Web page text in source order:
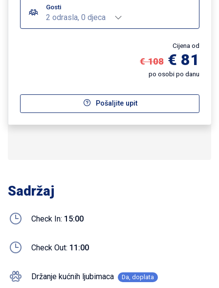
Gosti
2 odrasla, 0 djeca
Cijena od
€ 108 € 81
po osobi po danu
Pošaljite upit
Sadržaj
Check In: 15:00
Check Out: 11:00
Držanje kućnih ljubimaca Da, doplata